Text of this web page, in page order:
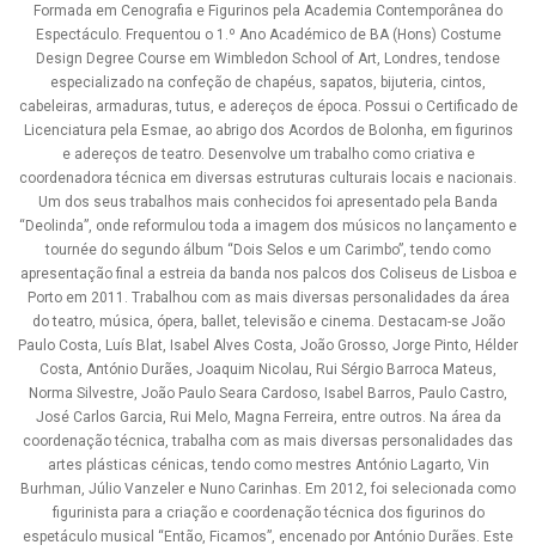
Formada em Cenografia e Figurinos pela Academia Contemporânea do
Espectáculo. Frequentou o 1.º Ano Académico de BA (Hons) Costume
Design Degree Course em Wimbledon School of Art, Londres, tendose
especializado na confeção de chapéus, sapatos, bijuteria, cintos,
cabeleiras, armaduras, tutus, e adereços de época. Possui o Certificado de
Licenciatura pela Esmae, ao abrigo dos Acordos de Bolonha, em figurinos
e adereços de teatro. Desenvolve um trabalho como criativa e
coordenadora técnica em diversas estruturas culturais locais e nacionais.
Um dos seus trabalhos mais conhecidos foi apresentado pela Banda
“Deolinda”, onde reformulou toda a imagem dos músicos no lançamento e
tournée do segundo álbum “Dois Selos e um Carimbo”, tendo como
apresentação final a estreia da banda nos palcos dos Coliseus de Lisboa e
Porto em 2011. Trabalhou com as mais diversas personalidades da área
do teatro, música, ópera, ballet, televisão e cinema. Destacam-se João
Paulo Costa, Luís Blat, Isabel Alves Costa, João Grosso, Jorge Pinto, Hélder
Costa, António Durães, Joaquim Nicolau, Rui Sérgio Barroca Mateus,
Norma Silvestre, João Paulo Seara Cardoso, Isabel Barros, Paulo Castro,
José Carlos Garcia, Rui Melo, Magna Ferreira, entre outros. Na área da
coordenação técnica, trabalha com as mais diversas personalidades das
artes plásticas cénicas, tendo como mestres António Lagarto, Vin
Burhman, Júlio Vanzeler e Nuno Carinhas. Em 2012, foi selecionada como
figurinista para a criação e coordenação técnica dos figurinos do
espetáculo musical “Então, Ficamos”, encenado por António Durães. Este